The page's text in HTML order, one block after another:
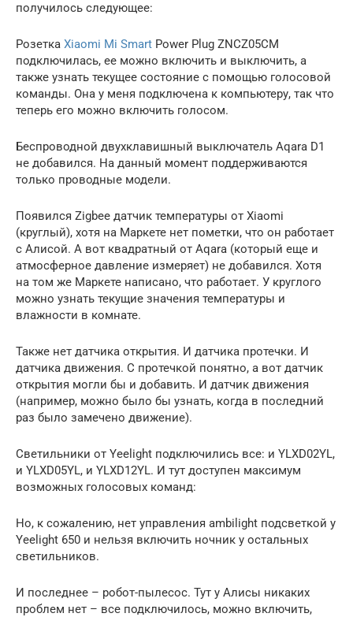
получилось следующее:
Розетка Xiaomi Mi Smart Power Plug ZNCZ05CM
подключилась, ее можно включить и выключить, а
также узнать текущее состояние с помощью голосовой
команды. Она у меня подключена к компьютеру, так что
теперь его можно включить голосом.
Беспроводной двухклавишный выключатель Aqara D1
не добавился. На данный момент поддерживаются
только проводные модели.
Появился Zigbee датчик температуры от Xiaomi
(круглый), хотя на Маркете нет пометки, что он работает
с Алисой. А вот квадратный от Aqara (который еще и
атмосферное давление измеряет) не добавился. Хотя
на том же Маркете написано, что работает. У круглого
можно узнать текущие значения температуры и
влажности в комнате.
Также нет датчика открытия. И датчика протечки. И
датчика движения. С протечкой понятно, а вот датчик
открытия могли бы и добавить. И датчик движения
(например, можно было бы узнать, когда в последний
раз было замечено движение).
Светильники от Yeelight подключились все: и YLXD02YL,
и YLXD05YL, и YLXD12YL. И тут доступен максимум
возможных голосовых команд:
Но, к сожалению, нет управления ambilight подсветкой у
Yeelight 650 и нельзя включить ночник у остальных
светильников.
И последнее – робот-пылесос. Тут у Алисы никаких
проблем нет – все подключилось, можно включить,